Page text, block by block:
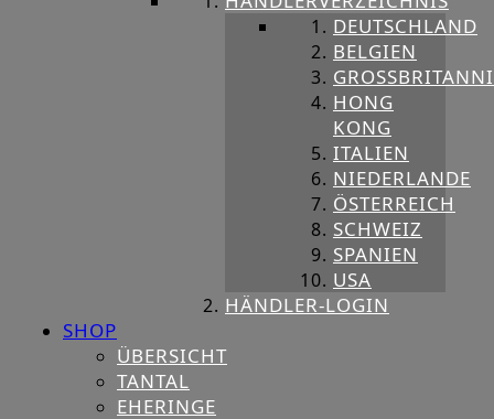
DEUTSCHLAND
BELGIEN
HONG
KONG
ITALIEN
NIEDERLANDE
ÖSTERREICH
SCHWEIZ
SPANIEN
USA
HÄNDLER-LOGIN
SHOP
ÜBERSICHT
TANTAL
EHERINGE